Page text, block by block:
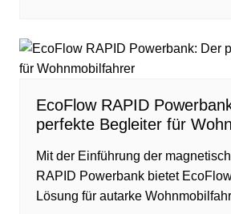
EcoFlow RAPID
perfekte Begleiter für
Mit der Einführung der
RAPID Powerbank bietet
Lösung für autarke